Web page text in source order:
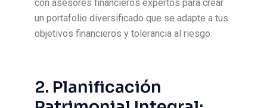
con asesores financieros expertos para crear
un portafolio diversificado que se adapte a tus
objetivos financieros y tolerancia al riesgo.
2. Planificación